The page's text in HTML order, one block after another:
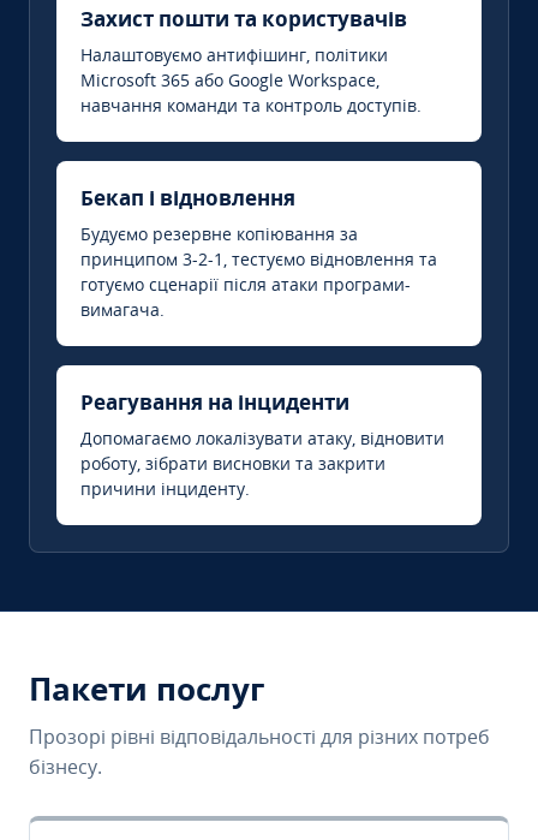
Захист пошти та користувачів
Налаштовуємо антифішинг, політики
Microsoft 365 або Google Workspace,
навчання команди та контроль доступів.
Бекап і відновлення
Будуємо резервне копіювання за
принципом 3-2-1, тестуємо відновлення та
готуємо сценарії після атаки програми-
вимагача.
Реагування на інциденти
Допомагаємо локалізувати атаку, відновити
роботу, зібрати висновки та закрити
причини інциденту.
Пакети послуг
Прозорі рівні відповідальності для різних потреб
бізнесу.